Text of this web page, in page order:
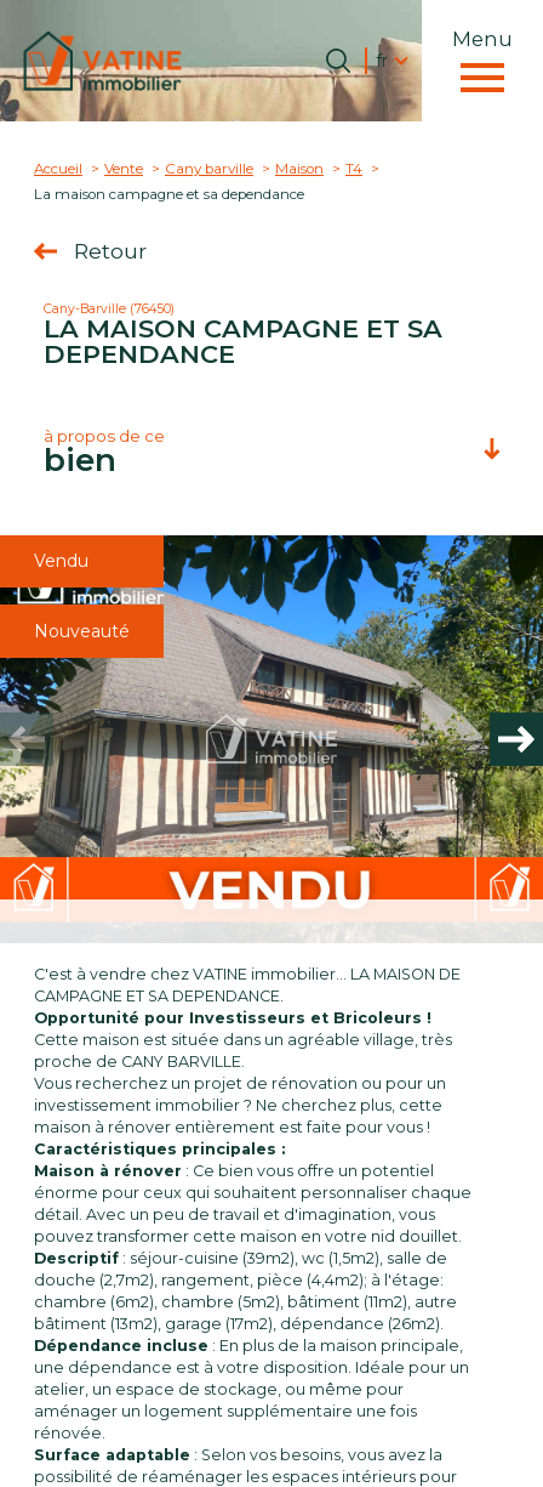
Menu
Langue
fr
Accueil
Langue
fr
Accueil Vente Cany barville Maison
T4
La maison campagne et sa dependance
Retour
Cany-Barville (76450)
LA MAISON CAMPAGNE ET SA
DEPENDANCE
à propos de ce
bien
Plus d'informations
financières
Plus de
détails
la
copropriété
Bilan
énergétique
C'est à vendre chez VATINE immobilier... LA MAISON DE
CAMPAGNE ET SA DEPENDANCE.
Opportunité pour Investisseurs et Bricoleurs !
Cette maison est située dans un agréable village, très
proche de CANY BARVILLE.
Vous recherchez un projet de rénovation ou pour un
investissement immobilier ? Ne cherchez plus, cette
maison à rénover entièrement est faite pour vous !
Caractéristiques principales :
Maison à rénover : Ce bien vous offre un potentiel
énorme pour ceux qui souhaitent personnaliser chaque
détail. Avec un peu de travail et d'imagination, vous
pouvez transformer cette maison en votre nid douillet.
Descriptif : séjour-cuisine (39m2), wc (1,5m2), salle de
douche (2,7m2), rangement, pièce (4,4m2); à l'étage:
chambre (6m2), chambre (5m2), bâtiment (11m2), autre
bâtiment (13m2), garage (17m2), dépendance (26m2).
Dépendance incluse : En plus de la maison principale,
une dépendance est à votre disposition. Idéale pour un
atelier, un espace de stockage, ou même pour
aménager un logement supplémentaire une fois
rénovée.
Surface adaptable : Selon vos besoins, vous avez la
possibilité de réaménager les espaces intérieurs pour
Vendu
Nouveauté